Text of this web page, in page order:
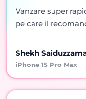
Vanzare super
pe care il
Shekh
iPhone 15 Pro Max